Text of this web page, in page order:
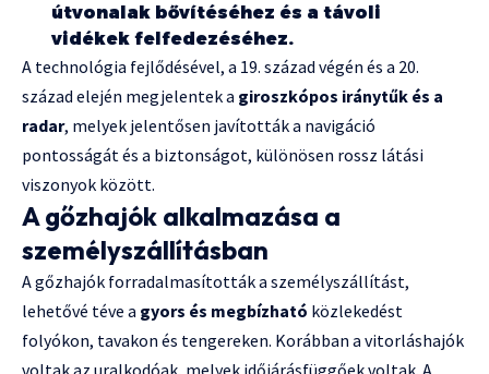
útvonalak bővítéséhez és a távoli
vidékek felfedezéséhez.
A technológia fejlődésével, a 19. század végén és a 20.
század elején megjelentek a giroszkópos iránytűk és a
radar, melyek jelentősen javították a navigáció
pontosságát és a biztonságot, különösen rossz látási
viszonyok között.
A gőzhajók alkalmazása a
személyszállításban
A gőzhajók forradalmasították a személyszállítást,
lehetővé téve a gyors és megbízható közlekedést
folyókon, tavakon és tengereken. Korábban a vitorláshajók
voltak az uralkodóak, melyek időjárásfüggőek voltak. A